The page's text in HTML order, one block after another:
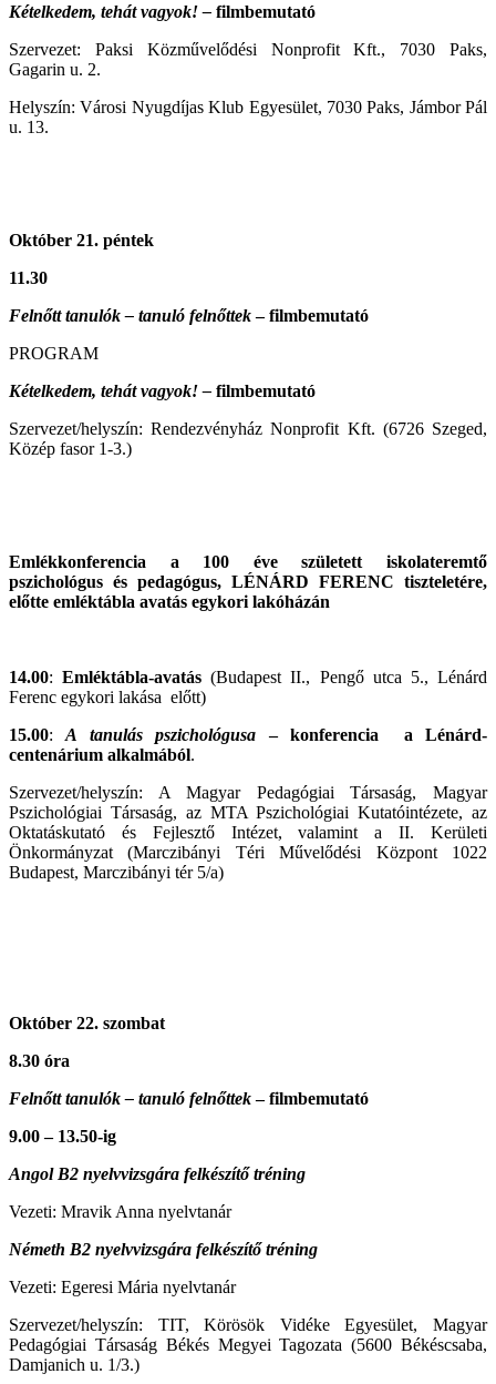
Kételkedem, tehát vagyok! – filmbemutató
Szervezet: Paksi Közművelődési Nonprofit Kft., 7030 Paks,
Gagarin u. 2.
Helyszín: Városi Nyugdíjas Klub Egyesület, 7030 Paks, Jámbor Pál
u. 13.
Október 21. péntek
11.30
Felnőtt tanulók – tanuló felnőttek– filmbemutató
PROGRAM
Kételkedem, tehát vagyok! – filmbemutató
Szervezet/helyszín: Rendezvényház Nonprofit Kft. (6726 Szeged,
Közép fasor 1-3.)
Emlékkonferencia a 100 éve született iskolateremtő
pszichológus és pedagógus, LÉNÁRD FERENC tiszteletére,
előtte emléktábla avatás egykori lakóházán
14.00:Emléktábla-avatás (Budapest II., Pengő utca 5., Lénárd
Ferenc egykori lakása előtt)
15.00:A tanulás pszichológusa – konferencia
a Lénárd-
centenárium alkalmából.
Szervezet/helyszín: A Magyar Pedagógiai Társaság, Magyar
Pszichológiai Társaság, az MTA Pszichológiai Kutatóintézete, az
Oktatáskutató és Fejlesztő Intézet, valamint a II. Kerületi
Önkormányzat (Marczibányi Téri Művelődési Központ 1022
Budapest, Marczibányi tér 5/a)
Október 22. szombat
8.30 óra
Felnőtt tanulók – tanuló felnőttek– filmbemutató
9.00 – 13.50-ig
Angol B2 nyelvvizsgára felkészítő tréning
Vezeti: Mravik Anna nyelvtanár
Németh B2 nyelvvizsgára felkészítő tréning
Vezeti: Egeresi Mária nyelvtanár
Szervezet/helyszín: TIT, Körösök Vidéke Egyesület, Magyar
Pedagógiai Társaság Békés Megyei Tagozata (5600 Békéscsaba,
Damjanich u. 1/3.)